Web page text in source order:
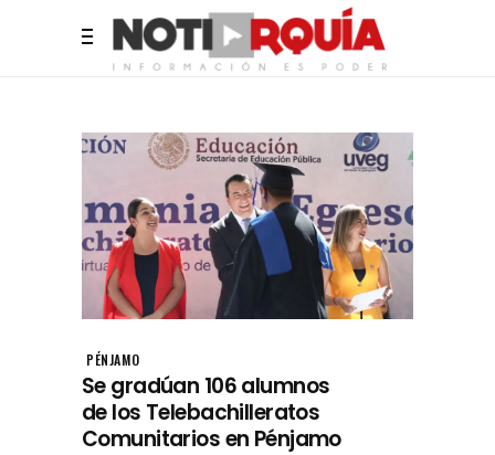
PÉNJAMO
Se gradúan 106 alumnos
de los Telebachilleratos
Comunitarios en Pénjamo